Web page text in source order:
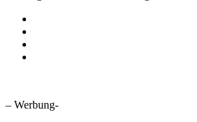
– Werbung-